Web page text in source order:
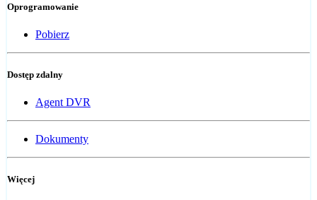
Oprogramowanie
Pobierz
Dostęp zdalny
Agent DVR
Dokumenty
Więcej